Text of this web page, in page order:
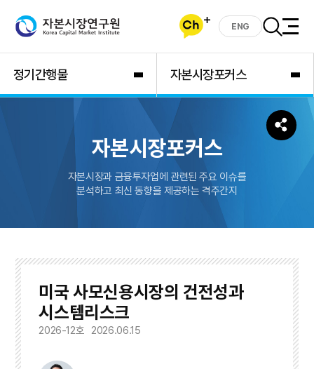
ENG
정기간행물 자본시장포커스
자본시장포커스
자본시장과 금융투자업에 관련된 주요 이슈를
분석하고 최신 동향을 제공하는 격주간지
미국 사모신용시장의 건전성과
시스템리스크
2026-12호 2026.06.15